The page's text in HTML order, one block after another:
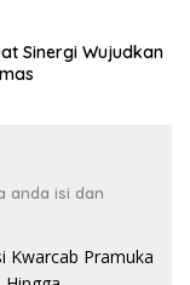
Sinergi Wujudkan
anda isi dan